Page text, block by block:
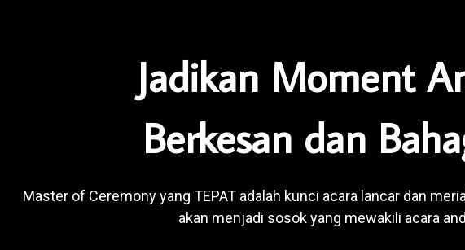
Jadikan Moment
Berkesan dan
Master of Ceremony yang TEPAT adalah kunci acara lancar dan
akan menjadi sosok yang mewakili acara